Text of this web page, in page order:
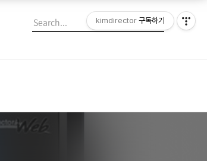
kimdirector 구독하기